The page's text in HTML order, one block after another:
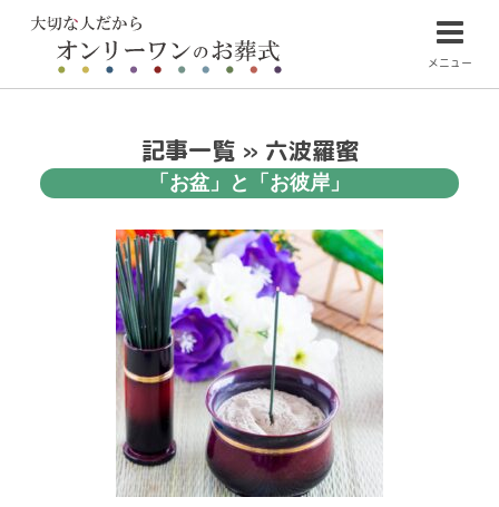
メニュー
記事一覧 » 六波羅蜜
「お盆」と「お彼岸」